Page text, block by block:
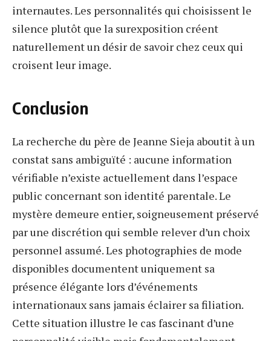
internautes. Les personnalités qui choisissent le
silence plutôt que la surexposition créent
naturellement un désir de savoir chez ceux qui
croisent leur image.
Conclusion
La recherche du père de Jeanne Sieja aboutit à un
constat sans ambiguïté : aucune information
vérifiable n’existe actuellement dans l’espace
public concernant son identité parentale. Le
mystère demeure entier, soigneusement préservé
par une discrétion qui semble relever d’un choix
personnel assumé. Les photographies de mode
disponibles documentent uniquement sa
présence élégante lors d’événements
internationaux sans jamais éclairer sa filiation.
Cette situation illustre le cas fascinant d’une